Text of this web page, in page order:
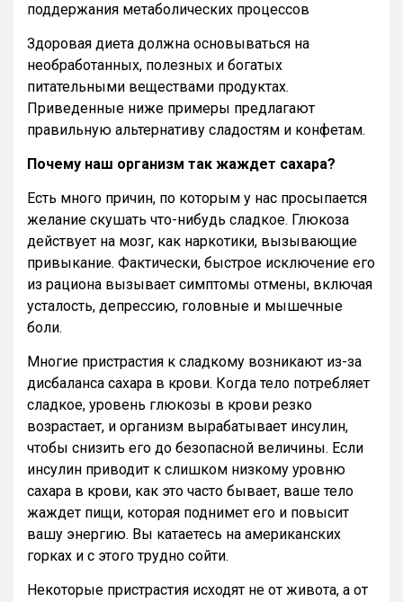
поддержания метаболических процессов
Здоровая диета должна основываться на
необработанных, полезных и богатых
питательными веществами продуктах.
Приведенные ниже примеры предлагают
правильную альтернативу сладостям и конфетам.
Почему наш организм так жаждет сахара?
Есть много причин, по которым у нас просыпается
желание скушать что-нибудь сладкое. Глюкоза
действует на мозг, как наркотики, вызывающие
привыкание. Фактически, быстрое исключение его
из рациона вызывает симптомы отмены, включая
усталость, депрессию, головные и мышечные
боли.
Многие пристрастия к сладкому возникают из-за
дисбаланса сахара в крови. Когда тело потребляет
сладкое, уровень глюкозы в крови резко
возрастает, и организм вырабатывает инсулин,
чтобы снизить его до безопасной величины. Если
инсулин приводит к слишком низкому уровню
сахара в крови, как это часто бывает, ваше тело
жаждет пищи, которая поднимет его и повысит
вашу энергию. Вы катаетесь на американских
горках и с этого трудно сойти.
Некоторые пристрастия исходят не от живота, а от